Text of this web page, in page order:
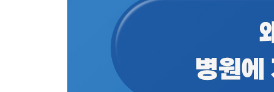
콜레스테롤은 동맥경화 위험 인자가 아니다! - 고지
비만보다 위험한 POPs 노출 빈도 - 당뇨병
너무 잘 먹어서 아픈 현대인들 - 에너지 대사
매일 운동과 격일 운동, 무엇이 더 좋을까 - 산화 스
노후를 보장하는 가장 확실한 보험 - 근육
당신이 골골대는 진짜 이유 - 면역력